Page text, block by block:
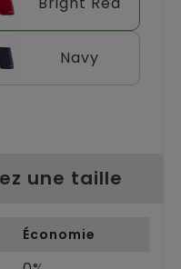
Navy
une taille
Économie